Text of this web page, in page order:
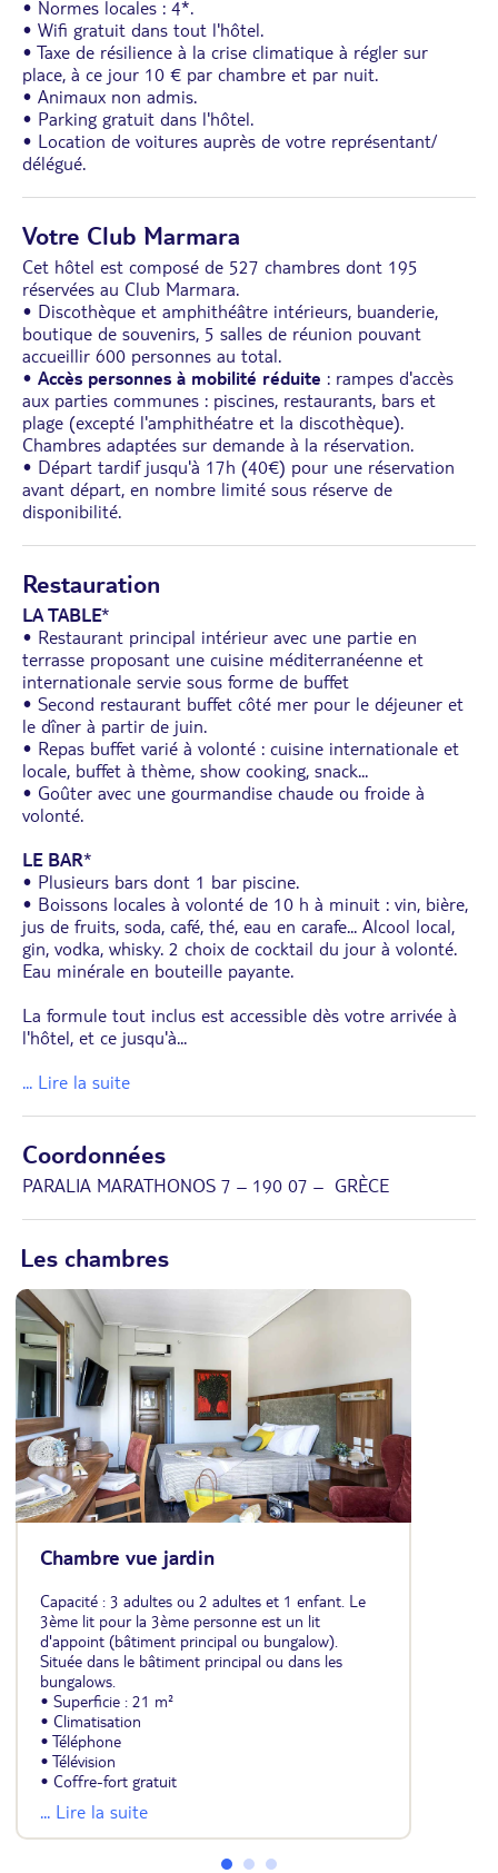
• Normes locales : 4*.
• Wifi gratuit dans tout l'hôtel.
• Taxe de résilience à la crise climatique à régler sur
place, à ce jour 10 € par chambre et par nuit.
• Animaux non admis.
• Parking gratuit dans l'hôtel.
• Location de voitures auprès de votre représentant/
délégué.
Votre Club Marmara
Cet hôtel est composé de 527 chambres dont 195
réservées au Club Marmara.
• Discothèque et amphithéâtre intérieurs, buanderie,
boutique de souvenirs, 5 salles de réunion pouvant
accueillir 600 personnes au total.
• Accès personnes à mobilité réduite : rampes d'accès
aux parties communes : piscines, restaurants, bars et
plage (excepté l'amphithéatre et la discothèque).
Chambres adaptées sur demande à la réservation.
• Départ tardif jusqu'à 17h (40€) pour une réservation
avant départ, en nombre limité sous réserve de
disponibilité.
Restauration
LA TABLE*
• Restaurant principal intérieur avec une partie en
terrasse proposant une cuisine méditerranéenne et
internationale servie sous forme de buffet
• Second restaurant buffet côté mer pour le déjeuner et
le dîner à partir de juin.
• Repas buffet varié à volonté : cuisine internationale et
locale, buffet à thème, show cooking, snack...
• Goûter avec une gourmandise chaude ou froide à
volonté.
LE BAR*
• Plusieurs bars dont 1 bar piscine.
• Boissons locales à volonté de 10 h à minuit : vin, bière,
jus de fruits, soda, café, thé, eau en carafe... Alcool local,
gin, vodka, whisky. 2 choix de cocktail du jour à volonté.
Eau minérale en bouteille payante.
La formule tout inclus est accessible dès votre arrivée à
l'hôtel, et ce jusqu'à...
... Lire la suite
Coordonnées
PARALIA MARATHONOS 7 – 190 07 – GRÈCE
Les chambres
Chambre vue jardin
Capacité : 3 adultes ou 2 adultes et 1 enfant. Le
3ème lit pour la 3ème personne est un lit
d'appoint (bâtiment principal ou bungalow).
Située dans le bâtiment principal ou dans les
bungalows.
• Superficie : 21 m²
• Climatisation
• Téléphone
• Télévision
• Coffre-fort gratuit
• Mini-frigo
• Carrelage ou parquet
• Salle de bains avec douche (bâtiment principal)
ou baignoire (bungalow) et sèche-cheveux
... Lire la suite